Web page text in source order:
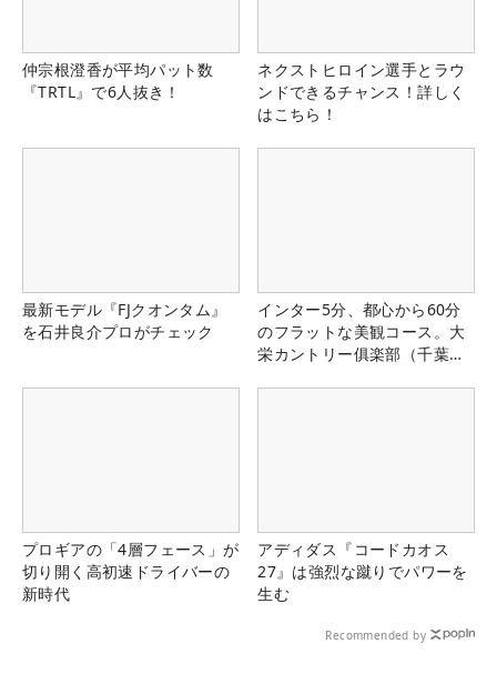
仲宗根澄香が平均パット数
『TRTL』で6人抜き！
ネクストヒロイン選手とラウ
ンドできるチャンス！詳しく
はこちら！
最新モデル『FJクオンタム』
を石井良介プロがチェック
インター5分、都心から60分
のフラットな美観コース。大
栄カントリー俱楽部（千葉
プロギアの「4層フェース」が
切り開く高初速ドライバーの
新時代
アディダス『コードカオス
27』は強烈な蹴りでパワーを
生む
Recommended by